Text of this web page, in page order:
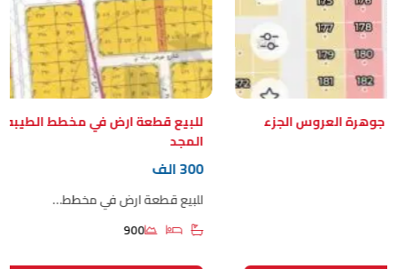
العروس الجزء
المجد
300 الف
للبيع قطعة ارض في مخطط…
900